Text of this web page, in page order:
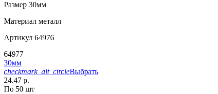
Размер 30мм
Материал металл
Артикул 64976
64977
30мм
checkmark_alt_circleВыбрать
24.47 р.
По 50 шт